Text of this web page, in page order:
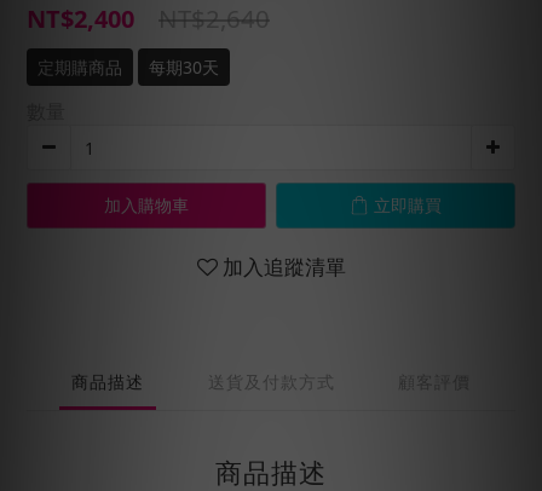
NT$2,400 NT$2,640
定期購商品 每期30天
加入購物車 立即購買
加入追蹤清單
商品描述 送貨及付款方式 顧客評價
商品描述